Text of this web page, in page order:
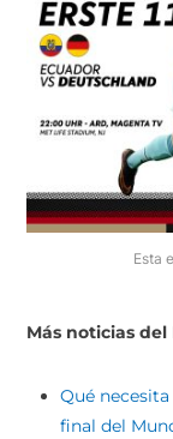
Esta
Más noticias
Qué
final del